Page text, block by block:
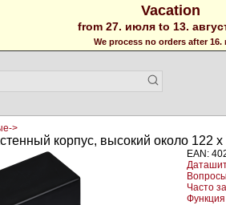
Vacation
from 27. июля to 13.
We process no orders after 16.
>
корпус, высокий около 122 x
EAN:
Часто